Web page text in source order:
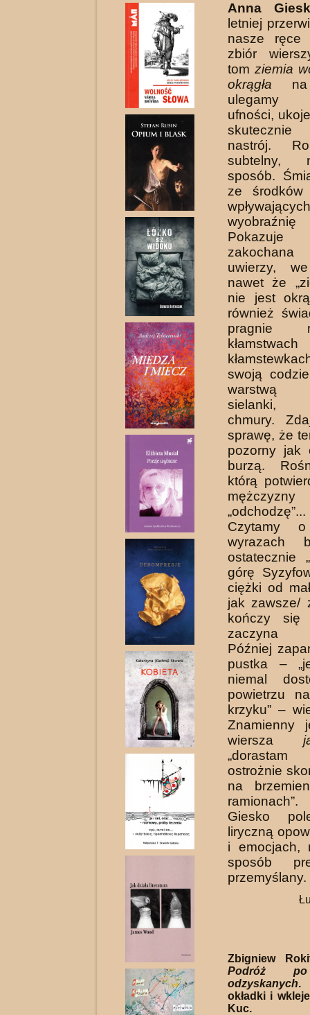
Anna
letniej
nasze ręce
zbiór
tom ziemia
okrągła na
ulegamy
ufności,
nastrój.
subtelny,
sposób.
ze środków
wyobraźnię
uwierzy,
nawet że
nie jest
również
pragnie
swoją
warstwą
sielanki,
chmury.
sprawę, że
pozorny jak
burzą.
którą
Czytamy
wyrazach
ostatecznie
górę
ciężki od
jak zawsze/
kończy
zaczyna
Później
pustka –
niemal
powietrzu
krzyku” –
Znamienny
wiersza
ostrożnie
na
Giesko
liryczną
i emocjach,
sposób
przemyślany.
Zbigniew
Podróż
odzyskanych.
okładki i
Kuc.